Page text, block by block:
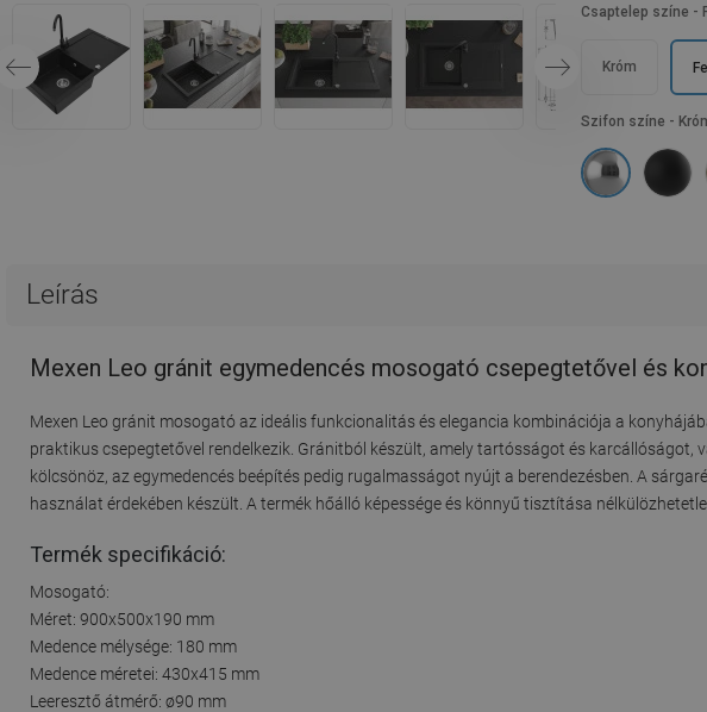
Szifon színe -
Csaptelep színe -
Króm
Leírás
Mexen Leo gránit egymedencés mosogató csepegtetővel és
Mexen Leo gránit mosogató az ideális funkcionalitás és elegancia kombinációja a
praktikus csepegtetővel rendelkezik. Gránitból készült, amely tartósságot és
kölcsönöz, az egymedencés beépítés pedig rugalmasságot nyújt a berendezésben. A
használat érdekében készült. A termék hőálló képessége és könnyű tisztítása
Termék specifikáció:
Mosogató:
Méret: 900x500x190 mm
Medence mélysége: 180 mm
Medence méretei: 430x415 mm
Leeresztő átmérő: ø90 mm